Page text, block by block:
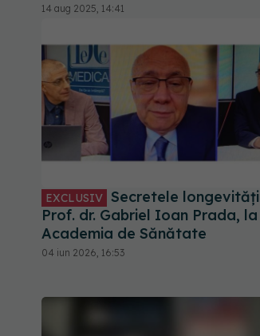
14 aug 2025, 14:41
EXCLUSIV Secretele
Prof. dr. Gabriel Ioan Prada, la
Academia de Sănătate
04 iun 2026, 16:53